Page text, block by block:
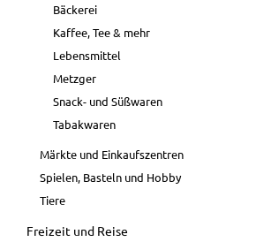
Bäckerei
Kaffee, Tee & mehr
Lebensmittel
Metzger
Snack- und Süßwaren
Tabakwaren
Märkte und Einkaufszentren
Spielen, Basteln und Hobby
Tiere
Freizeit und Reise